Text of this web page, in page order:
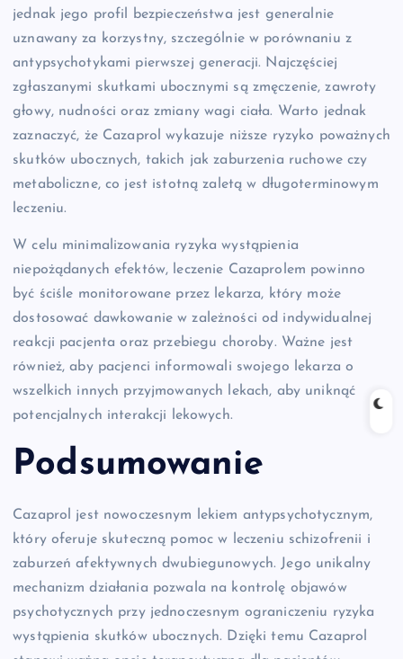
jednak jego profil bezpieczeństwa jest generalnie
uznawany za korzystny, szczególnie w porównaniu z
antypsychotykami pierwszej generacji. Najczęściej
zgłaszanymi skutkami ubocznymi są zmęczenie, zawroty
głowy, nudności oraz zmiany wagi ciała. Warto jednak
zaznaczyć, że Cazaprol wykazuje niższe ryzyko poważnych
skutków ubocznych, takich jak zaburzenia ruchowe czy
metaboliczne, co jest istotną zaletą w długoterminowym
leczeniu.
W celu minimalizowania ryzyka wystąpienia
niepożądanych efektów, leczenie Cazaprolem powinno
być ściśle monitorowane przez lekarza, który może
dostosować dawkowanie w zależności od indywidualnej
reakcji pacjenta oraz przebiegu choroby. Ważne jest
również, aby pacjenci informowali swojego lekarza o
wszelkich innych przyjmowanych lekach, aby uniknąć
potencjalnych interakcji lekowych.
Podsumowanie
Cazaprol jest nowoczesnym lekiem antypsychotycznym,
który oferuje skuteczną pomoc w leczeniu schizofrenii i
zaburzeń afektywnych dwubiegunowych. Jego unikalny
mechanizm działania pozwala na kontrolę objawów
psychotycznych przy jednoczesnym ograniczeniu ryzyka
wystąpienia skutków ubocznych. Dzięki temu Cazaprol